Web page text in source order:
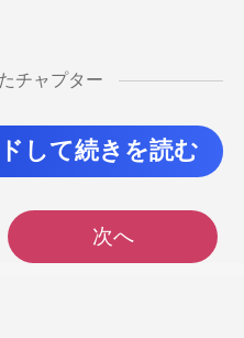
介な沈黙を破るために
ような深
チャプター
して続きを読む
次へ